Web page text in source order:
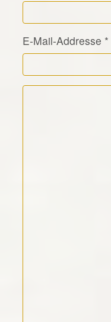
E-Mail-Addresse *
Kommentar Text